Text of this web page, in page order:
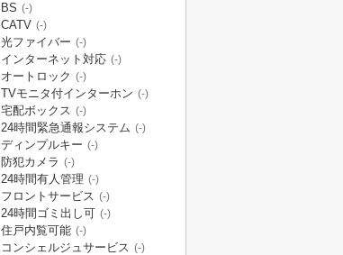
BS (-)
CATV (-)
光ファイバー (-)
インターネット対応 (-)
オートロック (-)
TVモニタ付インターホン (-)
宅配ボックス (-)
24時間緊急通報システム (-)
ディンプルキー (-)
防犯カメラ (-)
24時間有人管理 (-)
フロントサービス (-)
24時間ゴミ出し可 (-)
住戸内覧可能 (-)
コンシェルジュサービス (-)